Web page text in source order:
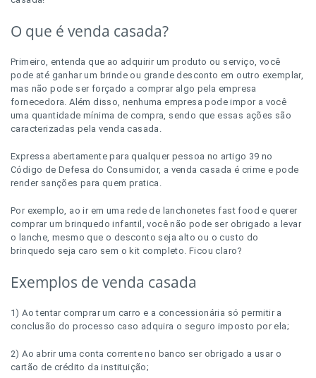
O que é venda casada?
Primeiro, entenda que ao adquirir um produto ou serviço, você
pode até ganhar um brinde ou grande desconto em outro exemplar,
mas não pode ser forçado a comprar algo pela empresa
fornecedora. Além disso, nenhuma empresa pode impor a você
uma quantidade mínima de compra, sendo que essas ações são
caracterizadas pela venda casada.
Expressa abertamente para qualquer pessoa no artigo 39 no
Código de Defesa do Consumidor, a venda casada é crime e pode
render sanções para quem pratica.
Por exemplo, ao ir em uma rede de lanchonetes fast food e querer
comprar um brinquedo infantil, você não pode ser obrigado a levar
o lanche, mesmo que o desconto seja alto ou o custo do
brinquedo seja caro sem o kit completo. Ficou claro?
Exemplos de venda casada
1) Ao tentar comprar um carro e a concessionária só permitir a
conclusão do processo caso adquira o seguro imposto por ela;
2) Ao abrir uma conta corrente no banco ser obrigado a usar o
cartão de crédito da instituição;